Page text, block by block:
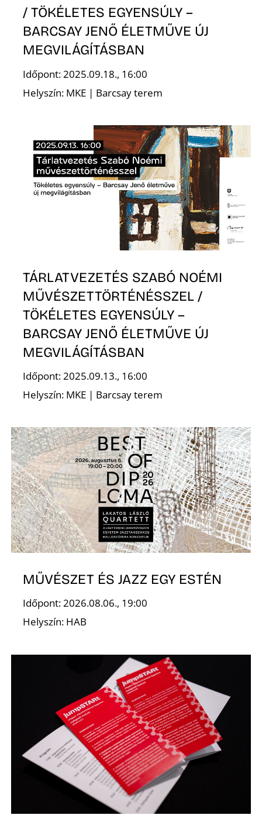
/ TÖKÉLETES EGYENSÚLY –
BARCSAY JENŐ ÉLETMŰVE ÚJ
MEGVILÁGÍTÁSBAN
Időpont: 2025.09.18., 16:00
Helyszín: MKE | Barcsay terem
TÁRLATVEZETÉS SZABÓ NOÉMI
MŰVÉSZETTÖRTÉNÉSSZEL /
TÖKÉLETES EGYENSÚLY –
BARCSAY JENŐ ÉLETMŰVE ÚJ
MEGVILÁGÍTÁSBAN
Időpont: 2025.09.13., 16:00
Helyszín: MKE | Barcsay terem
MŰVÉSZET ÉS JAZZ EGY ESTÉN
Időpont: 2026.08.06., 19:00
Helyszín: HAB